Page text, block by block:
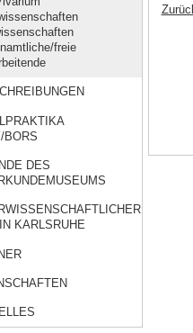
freie
BORS
DES
KARLSRUHE